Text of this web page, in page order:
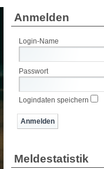
Anmelden
Login-Name
Passwort
Logindaten speichern
Meldestatistik